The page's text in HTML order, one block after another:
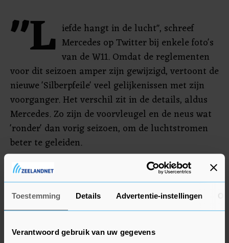
Toestemming Details Advertentie-instellingen
Verantwoord gebruik van uw gegevens
"L iefde hangt in de lucht", schreef
Mercedes op Twitter bij enkele foto's
van de W11. Omdat de reglementen
voor dit seizoen amper zijn gewijzigd, vertoont de
nieuwe 'Silberpfeile' veel gelijkenissen met zijn
voorganger. Het verschil zit in de details, aldus
Mercedes. Zo zijn de voorvleugel en de neus wat
'ronder' dan vorig seizoen, om de luchtstromen
beter te geleiden.